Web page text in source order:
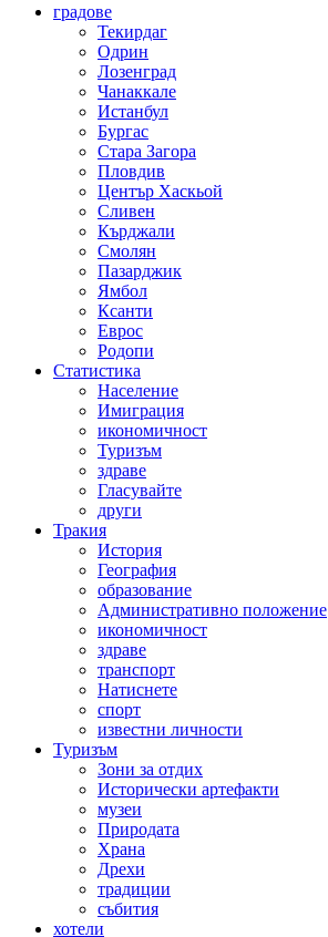
градове
Текирдаг
Одрин
Лозенград
Чанаккале
Истанбул
Бургас
Стара Загора
Пловдив
Център Хаскьой
Сливен
Кърджали
Смолян
Пазарджик
Ямбол
Ксанти
Еврос
Родопи
Статистика
Население
Имиграция
икономичност
Туризъм
здраве
Гласувайте
други
Тракия
История
География
образование
Административно положение
икономичност
здраве
транспорт
Натиснете
спорт
известни личности
Туризъм
Зони за отдих
Исторически артефакти
музеи
Природата
Храна
Дрехи
традиции
събития
хотели